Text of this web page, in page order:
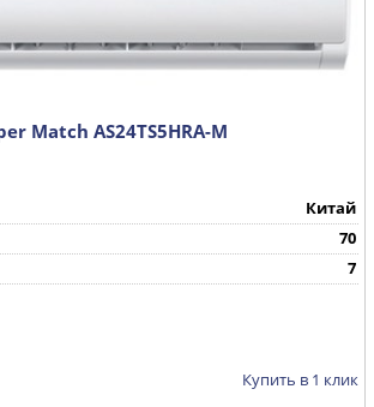
Match AS24TS5HRA-M
Китай
70
7
Купить в 1 клик